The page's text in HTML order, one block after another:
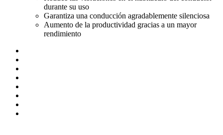
durante su uso
Garantiza una conducción agradablemente silenciosa
Aumento de la productividad gracias a un mayor
rendimiento